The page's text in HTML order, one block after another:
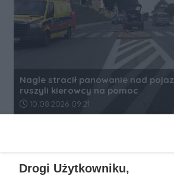
Nagle stracił panowanie nad
ruszyli kierowcy na pomoc
Data dodania artykułu:
10.08.2026 09:21
Drogi Użytkowniku,